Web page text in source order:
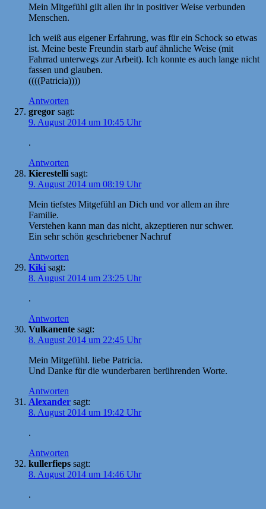
Mein Mitgefühl gilt allen ihr in positiver Weise verbunden
Menschen.
Ich weiß aus eigener Erfahrung, was für ein Schock so etwas
ist. Meine beste Freundin starb auf ähnliche Weise (mit
Fahrrad unterwegs zur Arbeit). Ich konnte es auch lange nicht
fassen und glauben.
((((Patricia))))
Antworten
gregor sagt:
9. August 2014 um 10:45 Uhr
.
Antworten
Kierestelli sagt:
9. August 2014 um 08:19 Uhr
Mein tiefstes Mitgefühl an Dich und vor allem an ihre
Familie.
Verstehen kann man das nicht, akzeptieren nur schwer.
Ein sehr schön geschriebener Nachruf
Antworten
Kiki sagt:
8. August 2014 um 23:25 Uhr
.
Antworten
Vulkanente sagt:
8. August 2014 um 22:45 Uhr
Mein Mitgefühl. liebe Patricia.
Und Danke für die wunderbaren berührenden Worte.
Antworten
Alexander sagt:
8. August 2014 um 19:42 Uhr
.
Antworten
kullerfieps sagt:
8. August 2014 um 14:46 Uhr
.